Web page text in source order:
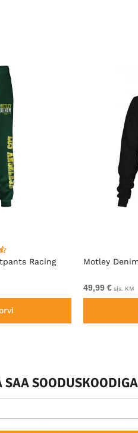
Racing
Motley
49,99 € sis. KM